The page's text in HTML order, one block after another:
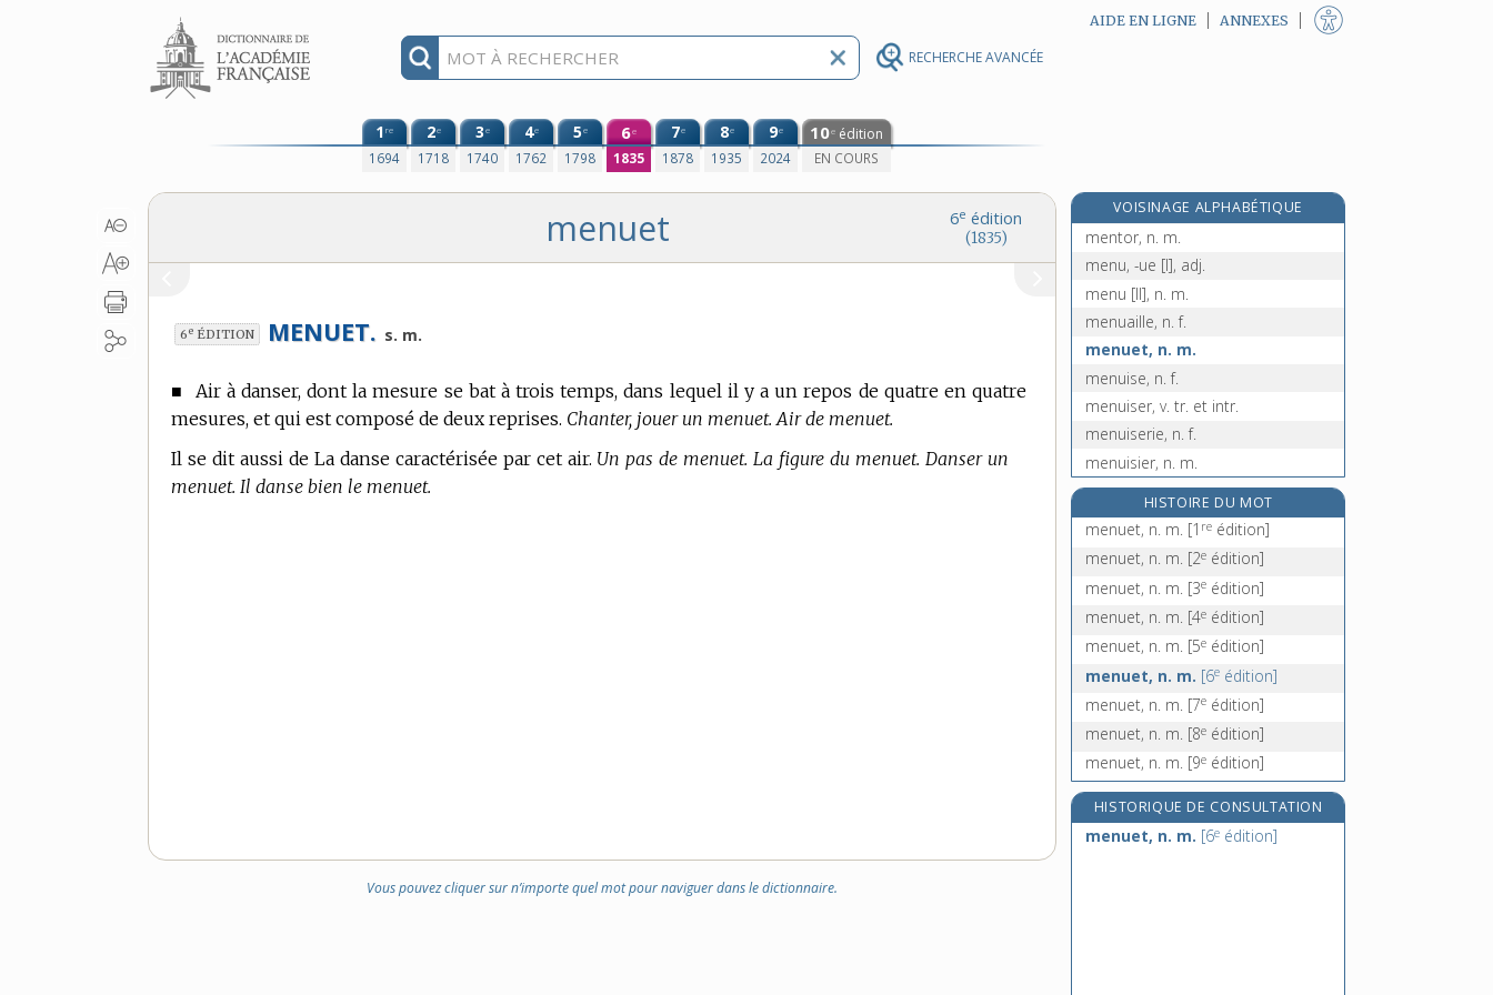
RECHERCHE AVANCÉE
Aller au contenu AIDE EN LIGNE ANNEXES
1re
1694
2e
1718
3e
1740
4e
1762
5e
1798
6e
1835
7e
1878
8e
1935
9e
2024
10e édition
EN COURS
6e édition
(1835)
menuet
6e ÉDITION MENUET. s. m.
■ Air à danser, dont la mesure se bat à trois temps, dans lequel il y a un repos de quatre en quatre
mesures, et qui est composé de deux reprises. Chanter, jouer un menuet. Air de menuet.
Il se dit aussi de La danse caractérisée par cet air. Un pas de menuet. La figure du menuet. Danser un
menuet. Il danse bien le menuet.
Vous pouvez cliquer sur n’importe quel mot pour naviguer dans le dictionnaire.
VOISINAGE ALPHABÉTIQUE
mentonnière, n. f.
mentor, n. m.
menu, -ue [I], adj.
menu [II], n. m.
menuaille, n. f.
menuet, n. m.
menuise, n. f.
menuiser, v. tr. et intr.
menuiserie, n. f.
menuisier, n. m.
ménure, n. m.
ményanthe, n. m.
e
HISTOIRE DU MOT
menuet, n. m. [1 re édition]
menuet, n. m. [2e édition]
menuet, n. m. [3e édition]
menuet, n. m. [4e édition]
menuet, n. m. [5e édition]
menuet, n. m. [6e édition]
menuet, n. m. [7e édition]
menuet, n. m. [8e édition]
menuet, n. m. [9e édition]
HISTORIQUE DE CONSULTATION
menuet, n. m. [6e édition]